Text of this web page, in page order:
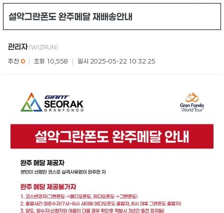
설악그란폰도 완주메달 재배송안내
관리자 (WIZRUN)
추천 0 조회 10,558 일시 2025-05-22 10:32:25